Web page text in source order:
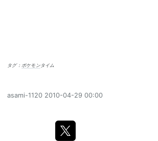
タグ： ポケモンタイム
asami-1120 2010-04-29 00:00